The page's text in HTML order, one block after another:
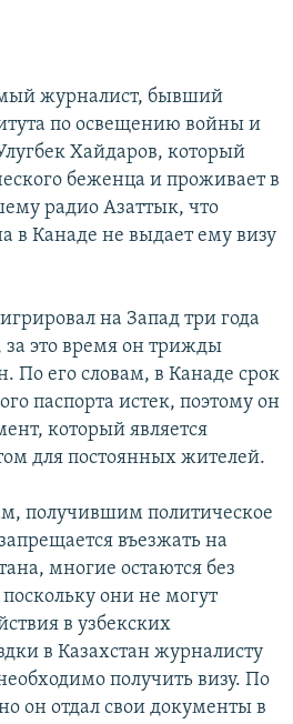
журналист, бывший
по освещению войны и
Хайдаров, который
беженца и проживает в
радио Азаттык, что
в Канаде не выдает ему визу
на Запад три года
за это время он трижды
По его словам, в Канаде срок
паспорта истек, поэтому он
который является
для постоянных жителей.
получившим политическое
въезжать на
многие остаются без
поскольку они не могут
в узбекских
в Казахстан журналисту
получить визу. По
он отдал свои документы в